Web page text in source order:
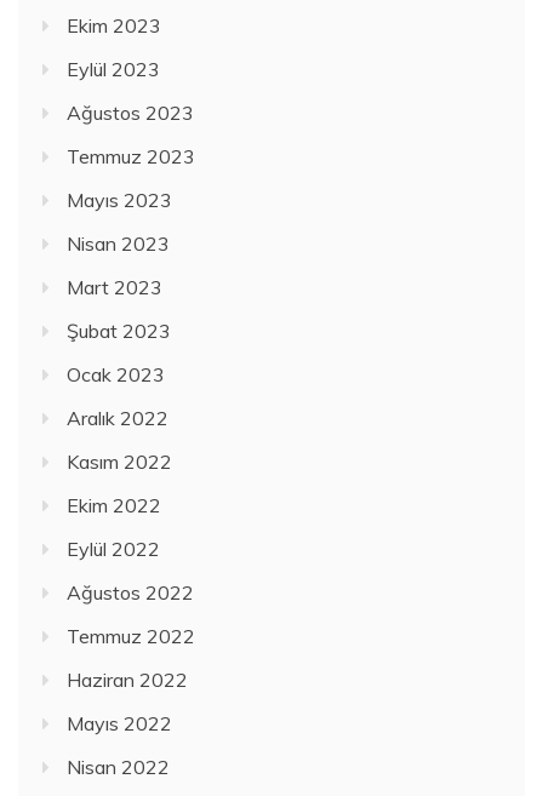
Ekim 2023
Eylül 2023
Ağustos 2023
Temmuz 2023
Mayıs 2023
Nisan 2023
Mart 2023
Şubat 2023
Ocak 2023
Aralık 2022
Kasım 2022
Ekim 2022
Eylül 2022
Ağustos 2022
Temmuz 2022
Haziran 2022
Mayıs 2022
Nisan 2022